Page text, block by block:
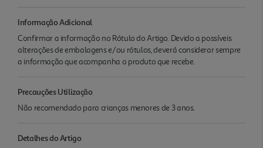
Informação Adicional
Confirmar a informação no Rótulo do Artigo. Devido a possíveis
alterações de embalagens e/ou rótulos, deverá considerar sempre
a informação que acompanha o produto que recebe.
Precauções Utilização
Não recomendado para crianças menores de 3 anos.
Detalhes do Artigo